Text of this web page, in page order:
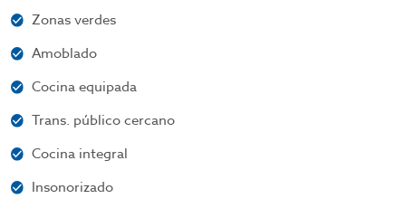
Zonas verdes
Amoblado
Cocina equipada
Trans. público cercano
Cocina integral
Insonorizado